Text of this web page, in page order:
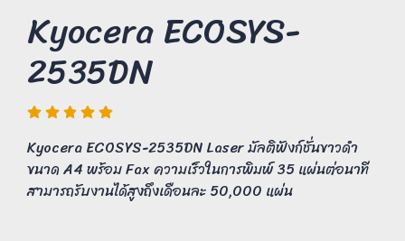
Kyocera ECOSYS-
2535DN
Kyocera ECOSYS-2535DN Laser มัลติฟังก์ชั่นขาวดำ
ขนาด A4 พร้อม Fax ความเร็วในการพิมพ์ 35 แผ่นต่อนาที
สามารถรับงานได้สูงถึงเดือนละ 50,000 แผ่น